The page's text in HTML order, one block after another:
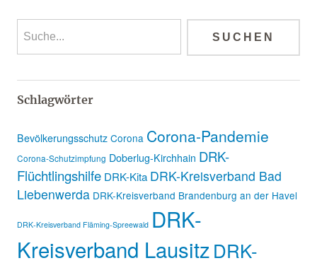
Schlagwörter
Bevölkerungsschutz Corona Corona-Pandemie
Corona-Schutzimpfung Doberlug-Kirchhain DRK-
Flüchtlingshilfe DRK-Kita DRK-Kreisverband Bad
Liebenwerda DRK-Kreisverband Brandenburg an der Havel
DRK-Kreisverband Fläming-Spreewald DRK-
Kreisverband LausitzDRK-